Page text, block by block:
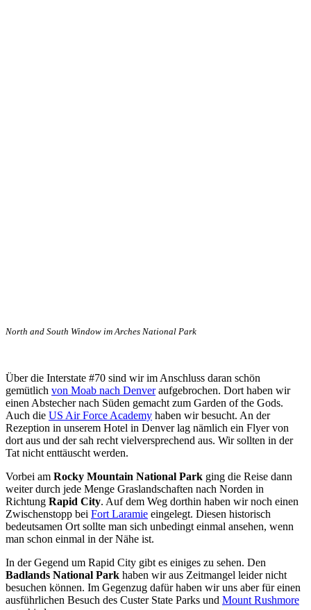
North and South Window im Arches National Park
Über die Interstate #70 sind wir im Anschluss daran schön
gemütlich von Moab nach Denveraufgebrochen. Dort haben wir
einen Abstecher nach Süden gemacht zum Garden of the Gods.
Auch die US Air Force Academy haben wir besucht. An der
Rezeption in unserem Hotel in Denver lag nämlich ein Flyer von
dort aus und der sah recht vielversprechend aus. Wir sollten in der
Tat nicht enttäuscht werden.
Vorbei am Rocky Mountain National Park ging die Reise dann
weiter durch jede Menge Graslandschaften nach Norden in
Richtung Rapid City. Auf dem Weg dorthin haben wir noch einen
Zwischenstopp bei Fort Laramie eingelegt. Diesen historisch
bedeutsamen Ort sollte man sich unbedingt einmal ansehen, wenn
man schon einmal in der Nähe ist.
In der Gegend um Rapid City gibt es einiges zu sehen. Den
Badlands National Park haben wir aus Zeitmangel leider nicht
besuchen können. Im Gegenzug dafür haben wir uns aber für einen
ausführlichen Besuch des Custer State Parks und Mount Rushmore